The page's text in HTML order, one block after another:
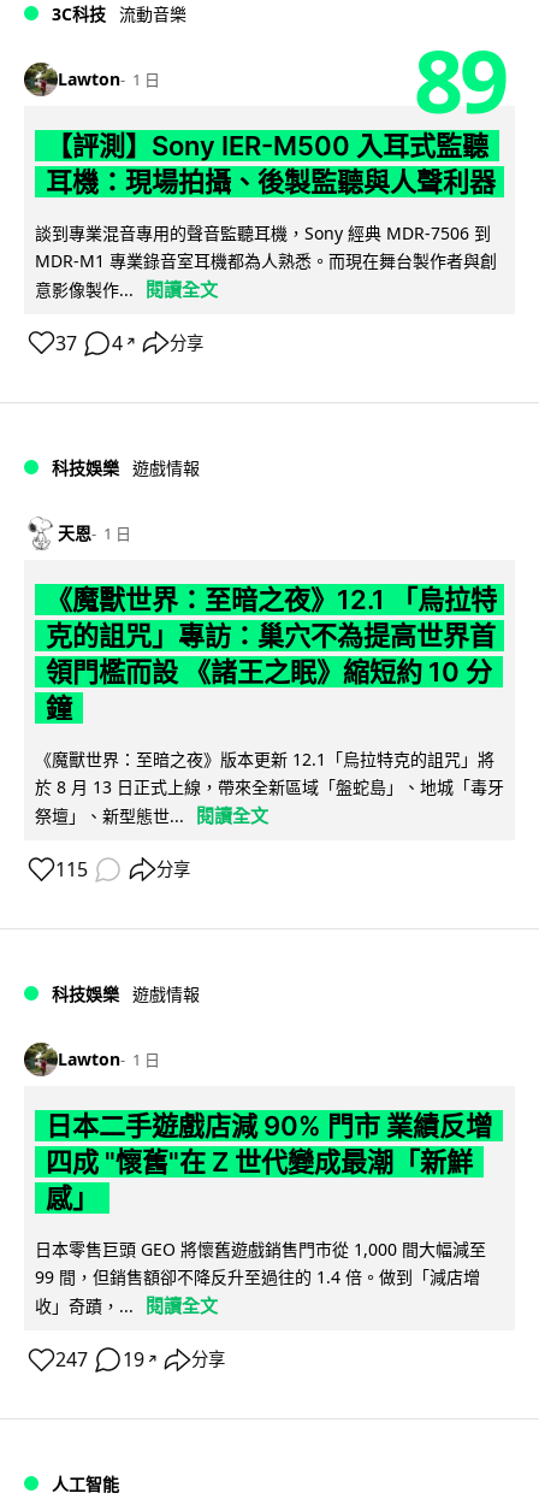
3C科技 流動音樂
Lawton 1 日 89
【評測】Sony IER-M500 入耳式監聽
耳機：現場拍攝、後製監聽與人聲利器
談到專業混音專用的聲音監聽耳機，Sony 經典 MDR-7506 到
MDR-M1 專業錄音室耳機都為人熟悉。而現在舞台製作者與創
意影像製作...
閱讀全文
37 4 ↗ 分享
科技娛樂 遊戲情報
天恩 1 日
《魔獸世界：至暗之夜》12.1 「烏拉特
克的詛咒」專訪：巢穴不為提高世界首
領門檻而設 《諸王之眠》縮短約 10 分
鐘
《魔獸世界：至暗之夜》版本更新 12.1「烏拉特克的詛咒」將
於 8 月 13 日正式上線，帶來全新區域「盤蛇島」、地城「毒牙
祭壇」、新型態世...
閱讀全文
115 分享
科技娛樂 遊戲情報
Lawton 1 日
日本二手遊戲店減 90% 門市 業績反增
四成 "懷舊"在 Z 世代變成最潮「新鮮
感」
日本零售巨頭 GEO 將懷舊遊戲銷售門市從 1,000 間大幅減至
99 間，但銷售額卻不降反升至過往的 1.4 倍。做到「減店增
收」奇蹟，...
閱讀全文
247 19 ↗ 分享
人工智能